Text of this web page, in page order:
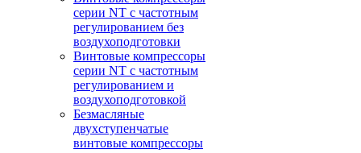
серии NT с частотным
регулированием без
воздухоподготовки
Винтовые компрессоры
серии NT с частотным
регулированием и
воздухоподготовкой
Безмасляные
двухступенчатые
винтовые компрессоры